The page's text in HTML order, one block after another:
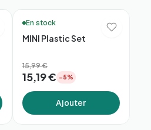
En stock
MINI Plastic Set
15,99 €
15,19 € −5%
Ajouter